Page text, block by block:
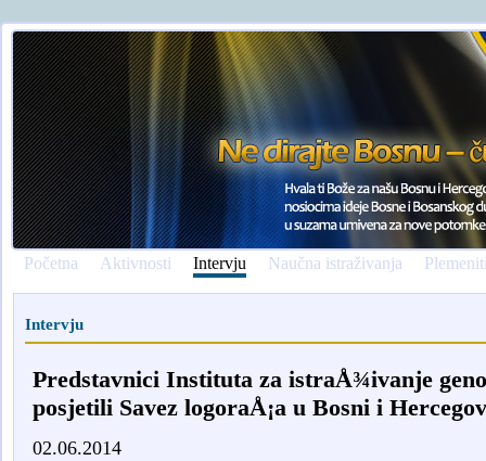
Početna Aktivnosti Intervju Naučna istraživanja
Intervju
Predstavnici Instituta za istraÅ¾ivanje
posjetili Savez logoraÅ¡a u Bosni i
02.06.2014